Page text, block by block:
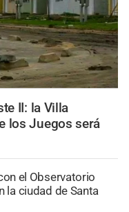
II: la Villa
los Juegos será
el Observatorio
la ciudad de Santa